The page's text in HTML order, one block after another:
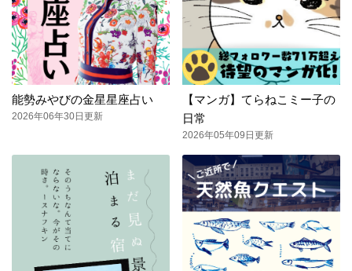
能勢みやびの金星星座占い
2026年06年30日更新
【マンガ】てらねこミー子の
日常
2026年05年09日更新